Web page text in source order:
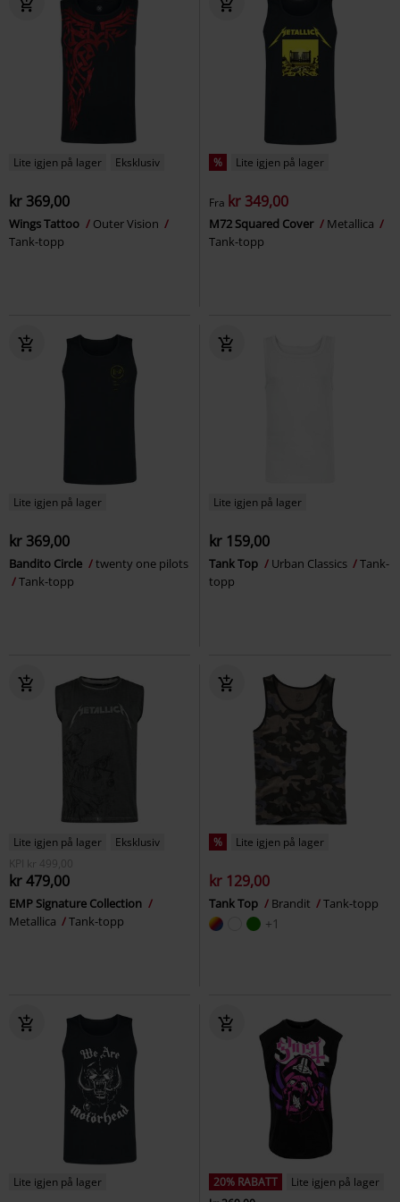
Lite igjen på lager Eksklusiv
kr 369,00
Wings Tattoo
Outer Vision
Tank-topp
% Lite igjen på lager
Fra kr 349,00
M72 Squared Cover
Metallica
Tank-topp
Lite igjen på lager
kr 369,00
Bandito Circle
twenty one pilots
Tank-topp
Lite igjen på lager
kr 159,00
Tank Top Urban Classics
Tank-
topp
Lite igjen på lager
Eksklusiv
KPI
kr 499,00
kr 479,00
EMP Signature Collection
Metallica
Tank-topp
% Lite igjen på lager
kr 129,00
Tank Top Brandit Tank-topp
+1
Lite igjen på lager 20% RABATT
Lite igjen på lager